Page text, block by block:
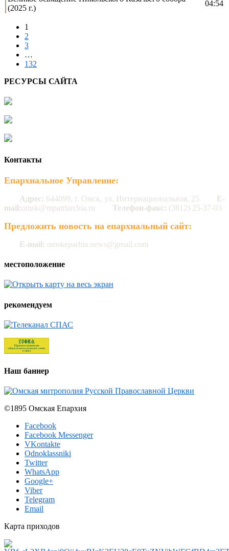
(2025 г.)
04:54
1
2
3
…
132
РЕСУРСЫ САЙТА
Контакты
Епархиальное Управление:
Адрес: 644099, г. Омск, ул. Интернациональная, 25
E-
mail:omsk@mpatriarchia.ru Телефон-факс: (3812) 25-37-03
Предложить новость на епархиальный сайт:
E-mail: omskeparhia.news@gmail.com
местоположение
рекомендуем
Наш баннер
©1895 Омская Епархия
Facebook
Facebook Messenger
VKontakte
Odnoklassniki
Twitter
WhatsApp
Google+
Viber
Telegram
Email
Карта приходов